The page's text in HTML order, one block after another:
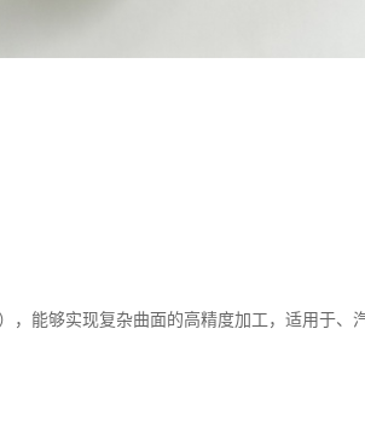
能够实现复杂曲面的高精度加工，适用于、